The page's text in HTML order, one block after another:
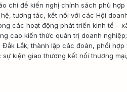
chí để kiến nghị chính sách phù hợp
tương tác, kết nối với các Hội
các hoạt động phát triển kinh tế –
cao kiến thức quản trị doanh
Lắk; thành lập các đoàn, phối hợp
kiện giao thương kết nối thương